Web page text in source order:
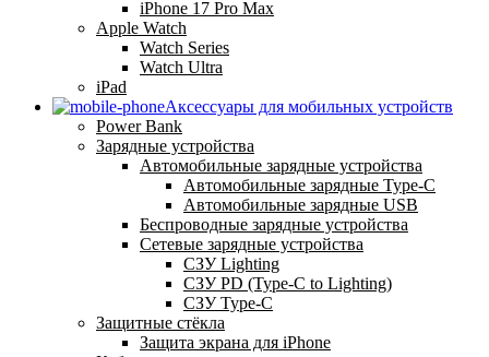
iPhone 17 Pro Max
Apple Watch
Watch Series
Watch Ultra
iPad
Аксессуары для мобильных устройств
Power Bank
Зарядные устройства
Автомобильные зарядные устройства
Автомобильные зарядные Type-C
Автомобильные зарядные USB
Беспроводные зарядные устройства
Сетевые зарядные устройства
СЗУ Lighting
СЗУ PD (Type-C to Lighting)
СЗУ Type-C
Защитные стёкла
Защита экрана для iPhone